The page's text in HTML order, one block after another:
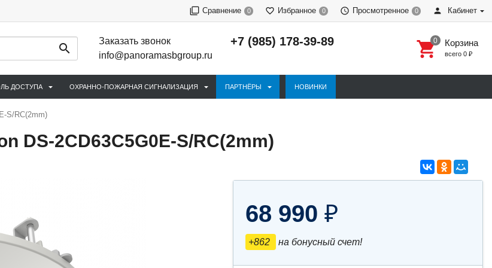
Сравнение 0 Избранное 0 Просмотренное 0 Кабинет
Заказать звонок
info@panoramasbgroup.ru
+7 (985) 178-39-89 Корзина
всего 0 ₽
ДОСТУПА ОХРАННО-ПОЖАРНАЯ СИГНАЛИЗАЦИЯ ПАРТНЁРЫ НОВИНКИ
S/RC(2mm)
DS-2CD63C5G0E-S/RC(2mm)
68 990 ₽
+862 на бонусный счет!